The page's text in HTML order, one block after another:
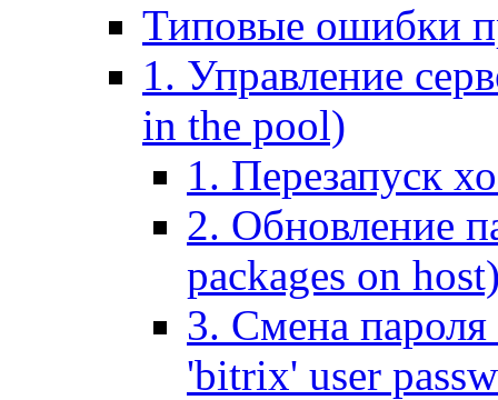
Типовые ошибки
1. Управление
in the pool)
1. Перезапуск
2. Обновление
packages on
3. Смена пароля
'bitrix' user